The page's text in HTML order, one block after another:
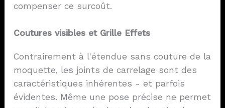
compenser ce surcoût.
Coutures visibles et GrilleEffets
Contrairement à l'étendue sans couture de la
moquette, les joints de carrelage sont des
caractéristiques inhérentes - et parfois
évidentes. Même une pose précise ne permet